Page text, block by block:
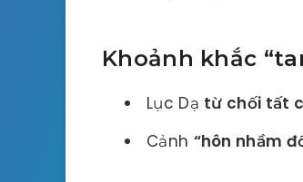
Khoảnh khắc
Lục Dạ từ chối tất
Cảnh “hôn nhầm